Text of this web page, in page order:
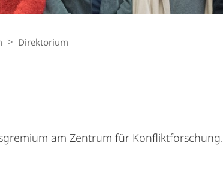
Direktorium
am Zentrum für Konfliktforschung.